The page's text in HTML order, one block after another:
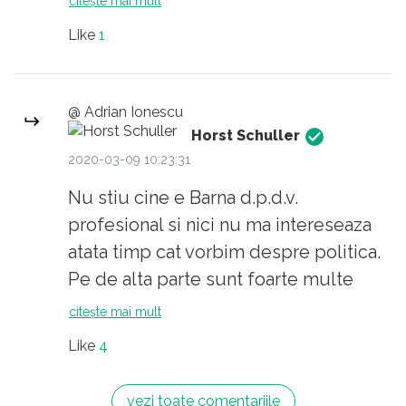
trece-o la realizări.
Like 1
@ Adrian Ionescu
Horst Schuller
2020-03-09 10:23:31
Nu stiu cine e Barna d.p.d.v.
profesional si nici nu ma intereseaza
atata timp cat vorbim despre politica.
Pe de alta parte sunt foarte multe
meserii si domenii de activitate in care
cine sunt primii trei piloti Tarom sau
citește mai mult
Like 4
vezi toate comentariile